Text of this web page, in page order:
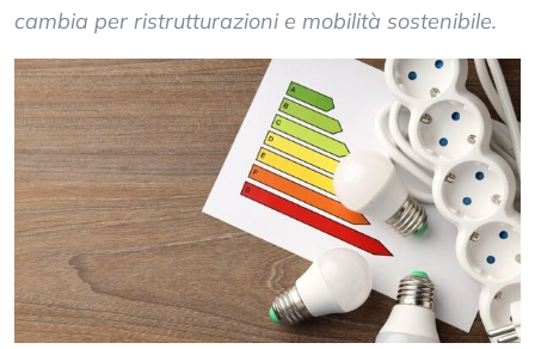
cambia per ristrutturazioni e mobilità sostenibile.